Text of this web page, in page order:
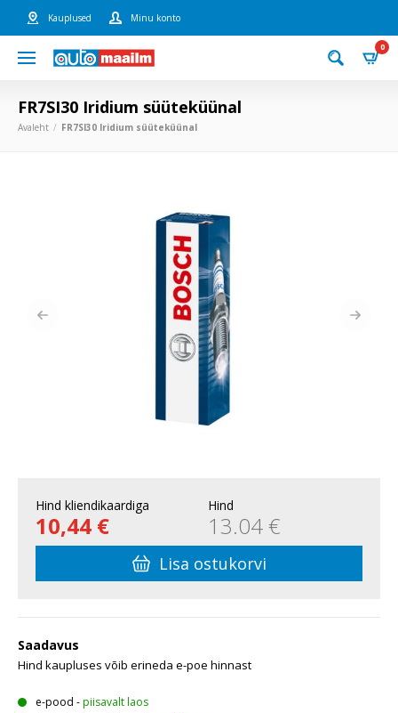
Kauplused Minu konto
0
FR7SI30 Iridium süüteküünal
Avaleht FR7SI30 Iridium süüteküünal
Hind kliendikaardiga
10,44 €
Hind
13.04 €
Lisa ostukorvi
Saadavus
Hind kaupluses võib erineda e-poe hinnast
e-pood -piisavalt laos